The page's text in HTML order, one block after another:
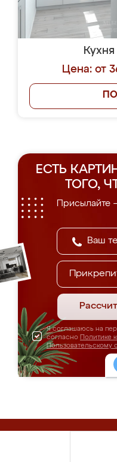
Цена: от
ЕСТЬ
ТОГО,
Присылайте
Я соглашаюсь на
согласно Политике
Пользовательскому